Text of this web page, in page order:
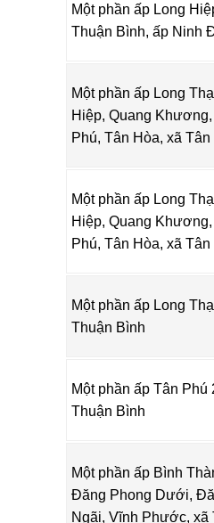
Một phần ấp Long
Thuận Bình, ấp Ninh
Một phần ấp Long
Hiệp, Quang
Phú, Tân Hòa, xã
Một phần ấp Long
Hiệp, Quang
Phú, Tân Hòa, xã
Một phần ấp Long
Thuận Bình
Một phần ấp Tân Phú
Thuận Bình
Một phần ấp Bình
Đăng Phong Dưới,
Ngãi, Vĩnh Phước, xã